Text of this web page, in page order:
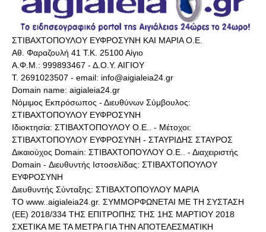
ΣΤΙΒΑΧΤΟΠΟΥΛΟΥ ΕΥΦΡΟΣΥΝΗ ΚΑΙ ΜΑΡΙΑ Ο.Ε.
Αθ. Φαραζουλή 41 Τ.Κ. 25100 Αίγιο
Α.Φ.Μ.: 999893467 - Δ.Ο.Υ. ΑΙΓΙΟΥ
Τ. 2691023507 - email: info@aigialeia24.gr
Domain name: aigialeia24.gr
Νόμιμος Εκπρόσωπος - Διευθύνων Σύμβουλος:
ΣΤΙΒΑΧΤΟΠΟΥΛΟΥ ΕΥΦΡΟΣΥΝΗ
Ιδιοκτησία: ΣΤΙΒΑΧΤΟΠΟΥΛΟΥ Ο.Ε.. - Μέτοχοι:
ΣΤΙΒΑΧΤΟΠΟΥΛΟΥ ΕΥΦΡΟΣΥΝΗ - ΣΤΑΥΡΙΔΗΣ ΣΤΑΥΡΟΣ
Δικαιούχος Domain: ΣΤΙΒΑΧΤΟΠΟΥΛΟΥ Ο.Ε.. - Διαχειριστής
Domain - Διευθυντής Ιστοσελίδας: ΣΤΙΒΑΧΤΟΠΟΥΛΟΥ
ΕΥΦΡΟΣΥΝΗ
Διευθυντής Σύνταξης: ΣΤΙΒΑΧΤΟΠΟΥΛΟΥ ΜΑΡΙΑ
ΤΟ www..aigialeia24.gr. ΣΥΜΜΟΡΦΩΝΕΤΑΙ ΜΕ ΤΗ ΣΥΣΤΑΣΗ
(ΕΕ) 2018/334 ΤΗΣ ΕΠΙΤΡΟΠΗΣ ΤΗΣ 1ΗΣ ΜΑΡΤΙΟΥ 2018
ΣΧΕΤΙΚΑ ΜΕ ΤΑ ΜΕΤΡΑ ΓΙΑ ΤΗΝ ΑΠΟΤΕΛΕΣΜΑΤΙΚΗ